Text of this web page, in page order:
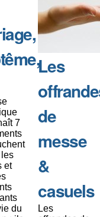
7
et
du
Les
de
messe
&
casuels
Les